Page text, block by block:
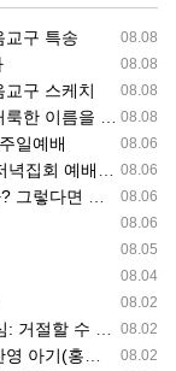
08.08
교구 특송
08.08
08.08
구 스케치
08.08
여 기도합시다
08.06
일예배
08.06
회 예배 실황
08.06
신을 돌아 봅니다.
08.06
08.05
08.04
08.02
08.02
는 은혜의 시작
08.02
현 집사 가정)